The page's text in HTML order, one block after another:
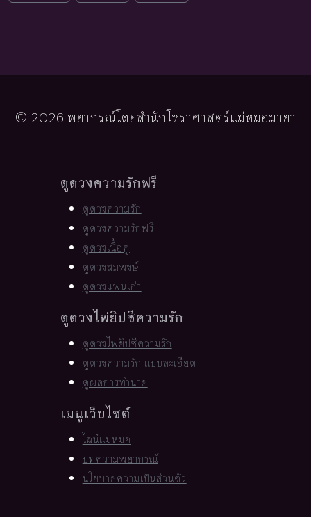
© 2026 พยากรณ์โดยสำนักโหราศาสตร์แม่หมอมายา
ดูดวงความรักฟรี
ดูดวงความรัก
ดูดวงความรักฟรี
ดูดวงเนื้อคู่
ดูดวงสมพงษ์
ดูดวงแฟนเก่า
ดูดวงไพ่ยิปซีความรัก
ดูดวงไพ่ยิปซีความรัก
ดูดวงความรัก แบบละเอียด
ดูผลการทำนาย
เมนูเว็บไซต์
ไลน์แม่หมอ
บทความพยากรณ์
นโยบายความเป็นส่วนตัว